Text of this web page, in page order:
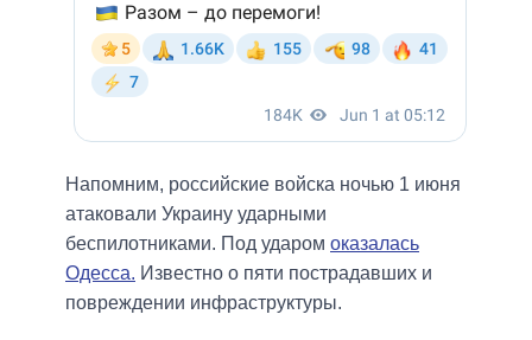
Напомним, российские войска ночью 1 июня
атаковали Украину ударными
беспилотниками. Под ударом оказалась
Одесса. Известно о пяти пострадавших и
повреждении инфраструктуры.